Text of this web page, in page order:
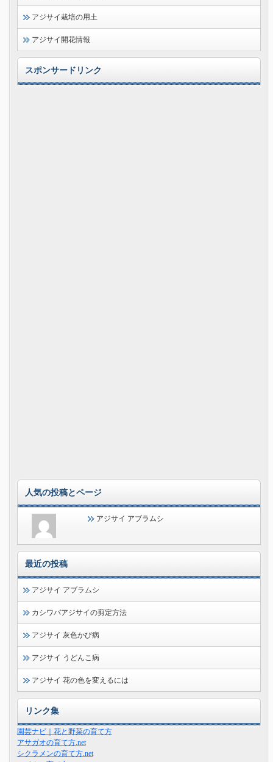
アジサイ栽培の用土
アジサイ開花情報
スポンサードリンク
人気の投稿とページ
アジサイ アブラムシ
最近の投稿
アジサイ アブラムシ
カシワバアジサイの剪定方法
アジサイ 灰色かび病
アジサイ うどんこ病
アジサイ 花の色を変えるには
リンク集
園芸ナビ｜花と野菜の育て方
アサガオの育て方.net
シクラメンの育て方.net